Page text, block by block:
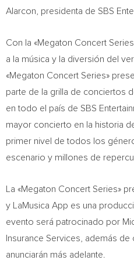
Alarcon , presidenta de SBS
Con la «Megaton Concert
a la música y la diversión del
«Megaton Concert Series»
parte de la grilla de conciertos
en todo el país de SBS
mayor concierto en la historia
primer nivel de todos los
escenario y millones de
La «Megaton Concert Series»
y LaMusica App es una
evento será patrocinado por
Insurance Services, además
anunciarán más adelante.